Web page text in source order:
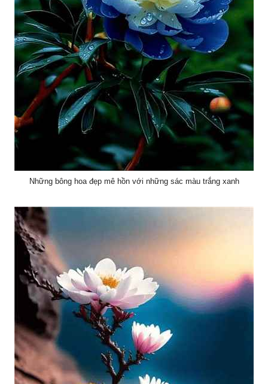
Những bông hoa đẹp mê hồn với những sác màu trắng xanh